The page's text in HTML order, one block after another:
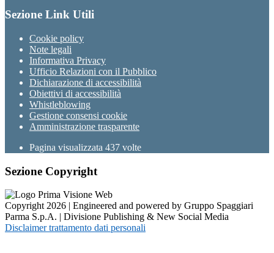
Sezione Link Utili
Cookie policy
Note legali
Informativa Privacy
Ufficio Relazioni con il Pubblico
Dichiarazione di accessibilità
Obiettivi di accessibilità
Whistleblowing
Gestione consensi cookie
Amministrazione trasparente
Pagina visualizzata 437 volte
Sezione Copyright
Copyright 2026 | Engineered and powered by Gruppo Spaggiari
Parma S.p.A. | Divisione Publishing & New Social Media
Disclaimer trattamento dati personali